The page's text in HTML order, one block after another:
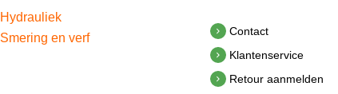
Hydrauliek
Smering en verf
Contact
Klantenservice
Retour aanmelden